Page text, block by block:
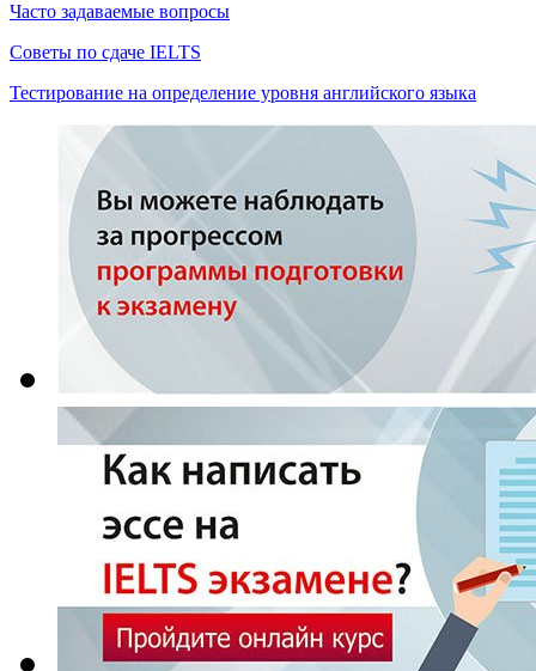
Часто задаваемые вопросы
Советы по сдаче IELTS
Тестирование на определение уровня английского языка